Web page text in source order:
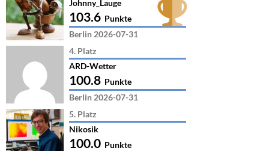
Johnny_Lauge
103.6 Punkte
Berlin 2026-07-31
4. Platz
ARD-Wetter
100.8 Punkte
Berlin 2026-07-31
5. Platz
Nikosik
100.0 Punkte